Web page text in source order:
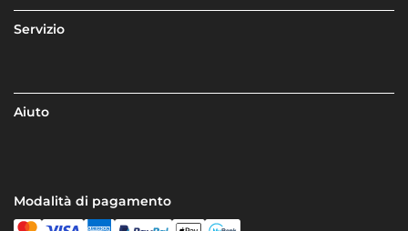
Servizio
Aiuto
Modalità di pagamento